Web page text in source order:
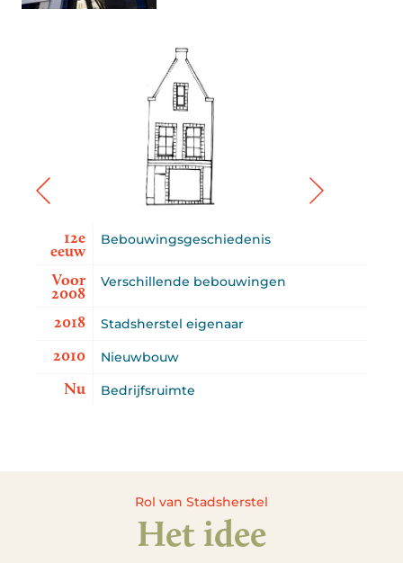
12e
eeuw
Bebouwingsgeschiedenis
Voor
2008
Verschillende bebouwingen
2018 Stadsherstel eigenaar
2010 Nieuwbouw
Nu Bedrijfsruimte
Rol van Stadsherstel
Het idee